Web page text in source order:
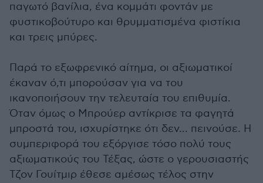
παγωτό βανίλια, ένα κομμάτι φοντάν με
φυστικοβούτυρο και θρυμματισμένα φιστίκια
και τρεις μπύρες.
Παρά το εξωφρενικό αίτημα, οι αξιωματικοί
έκαναν ό,τι μπορούσαν για να του
ικανοποιήσουν την τελευταία του επιθυμία.
Όταν όμως ο Μπρούερ αντίκρισε τα φαγητά
μπροστά του, ισχυρίστηκε ότι δεν... πεινούσε. Η
συμπεριφορά του εξόργισε τόσο πολύ τους
αξιωματικούς του Τέξας, ώστε ο γερουσιαστής
Τζον Γουίτμιρ έθεσε αμέσως τέλος στην